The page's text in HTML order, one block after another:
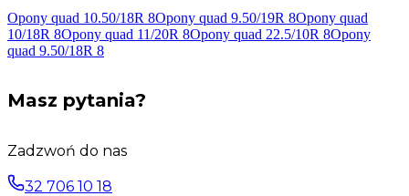
Opony quad 10.50/18R 8Opony quad 9.50/19R 8Opony quad
10/18R 8Opony quad 11/20R 8Opony quad 22.5/10R 8Opony
quad 9.50/18R 8
Masz pytania?
Zadzwoń do nas
32 706 10 18